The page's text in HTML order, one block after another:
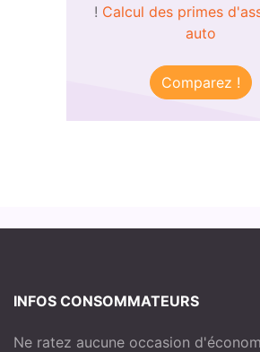
! Calcul des primes
auto
Comparez !
INFOS CONSOMMATEURS
Ne ratez aucune occasion